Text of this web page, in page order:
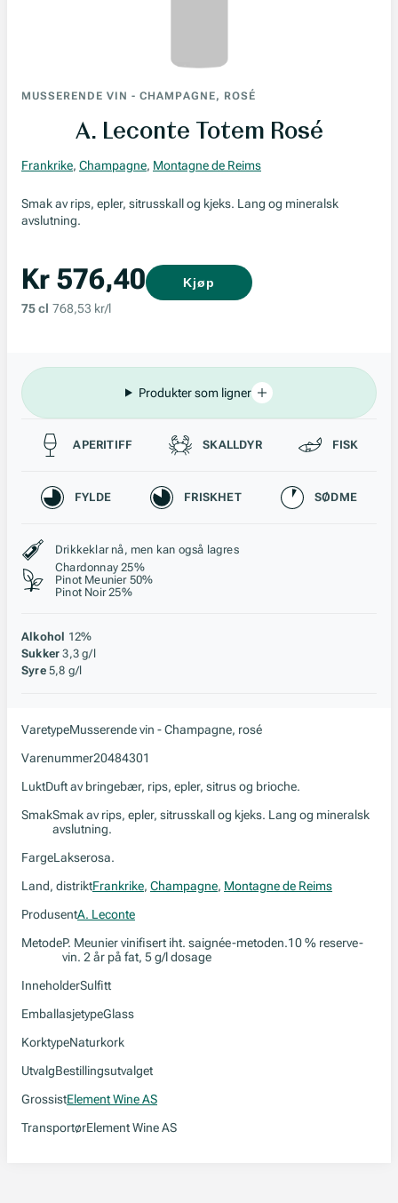
MUSSERENDE VIN - CHAMPAGNE, ROSÉ
A. Leconte Totem Rosé
Frankrike, Champagne, Montagne de Reims
Smak av rips, epler, sitrusskall og kjeks. Lang og mineralsk
avslutning.
Kr 576,40
75 cl 768,53 kr/l
Kjøp
Produkter som ligner
Passer til
APERITIFF SKALLDYR FISK
Karakteristikk
FYLDE FRISKHET SØDME
Stil, lagring og råstoff
Drikkeklar nå, men kan også lagres
Chardonnay 25%
Pinot Meunier 50%
Pinot Noir 25%
Alkohol 12%
Sukker 3,3 g/l
Syre 5,8 g/l
VaretypeMusserende vin - Champagne, rosé
Varenummer20484301
LuktDuft av bringebær, rips, epler, sitrus og brioche.
SmakSmak av rips, epler, sitrusskall og kjeks. Lang og mineralsk
avslutning.
FargeLakserosa.
Land, distriktFrankrike, Champagne, Montagne de Reims
ProdusentA. Leconte
MetodeP. Meunier vinifisert iht. saignée-metoden.10 % reserve-
vin. 2 år på fat, 5 g/l dosage
InneholderSulfitt
EmballasjetypeGlass
KorktypeNaturkork
UtvalgBestillingsutvalget
GrossistElement Wine AS
TransportørElement Wine AS